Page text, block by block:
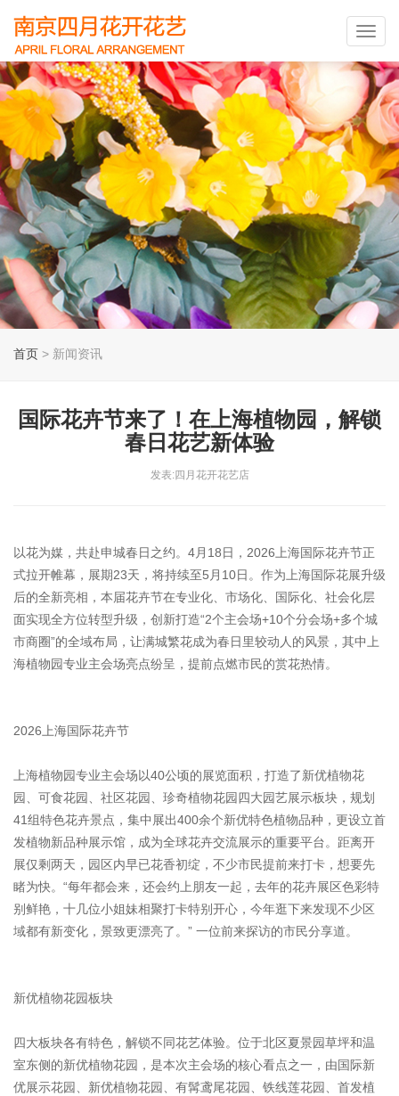
首页 > 新闻资讯
国际花卉节来了！在上海植物园，解锁
春日花艺新体验
发表:四月花开花艺店
以花为媒，共赴申城春日之约。4月18日，2026上海国际花卉节正
式拉开帷幕，展期23天，将持续至5月10日。作为上海国际花展升级
后的全新亮相，本届花卉节在专业化、市场化、国际化、社会化层
面实现全方位转型升级，创新打造“2个主会场+10个分会场+多个城
市商圈”的全域布局，让满城繁花成为春日里较动人的风景，其中上
海植物园专业主会场亮点纷呈，提前点燃市民的赏花热情。
2026上海国际花卉节
上海植物园专业主会场以40公顷的展览面积，打造了新优植物花
园、可食花园、社区花园、珍奇植物花园四大园艺展示板块，规划
41组特色花卉景点，集中展出400余个新优特色植物品种，更设立首
发植物新品种展示馆，成为全球花卉交流展示的重要平台。距离开
展仅剩两天，园区内早已花香初绽，不少市民提前来打卡，想要先
睹为快。“每年都会来，还会约上朋友一起，去年的花卉展区色彩特
别鲜艳，十几位小姐妹相聚打卡特别开心，今年逛下来发现不少区
域都有新变化，景致更漂亮了。” 一位前来探访的市民分享道。
新优植物花园板块
四大板块各有特色，解锁不同花艺体验。位于北区夏景园草坪和温
室东侧的新优植物花园，是本次主会场的核心看点之一，由国际新
优展示花园、新优植物花园、有髯鸢尾花园、铁线莲花园、首发植